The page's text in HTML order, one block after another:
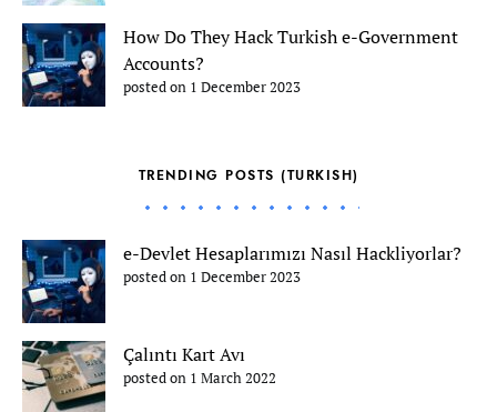
How Do They Hack Turkish e-Government
Accounts?
posted on 1 December 2023
TRENDING POSTS (TURKISH)
e-Devlet Hesaplarımızı Nasıl Hackliyorlar?
posted on 1 December 2023
Çalıntı Kart Avı
posted on 1 March 2022